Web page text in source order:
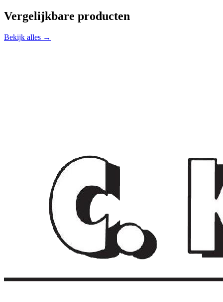
Vergelijkbare producten
Bekijk alles →